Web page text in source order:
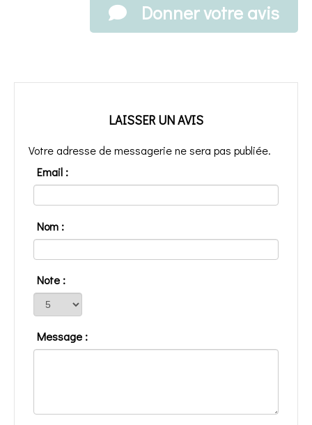
Donner votre avis
LAISSER UN AVIS
Votre adresse de messagerie ne sera pas publiée.
Email :
Nom :
Note :
Message :